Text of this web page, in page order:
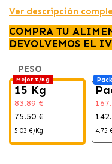
necesidades
Fortalecimiento de
salud de huesos y
grandes con peso
Energía Sostenible:
mantener la
proceso de
Ver descripción
COMPRA TU
DEVOLVEMOS EL
PESO
Mejor €/Kg
15 Kg
83.89 €
75.50 €
5.03 €/Kg 4.75